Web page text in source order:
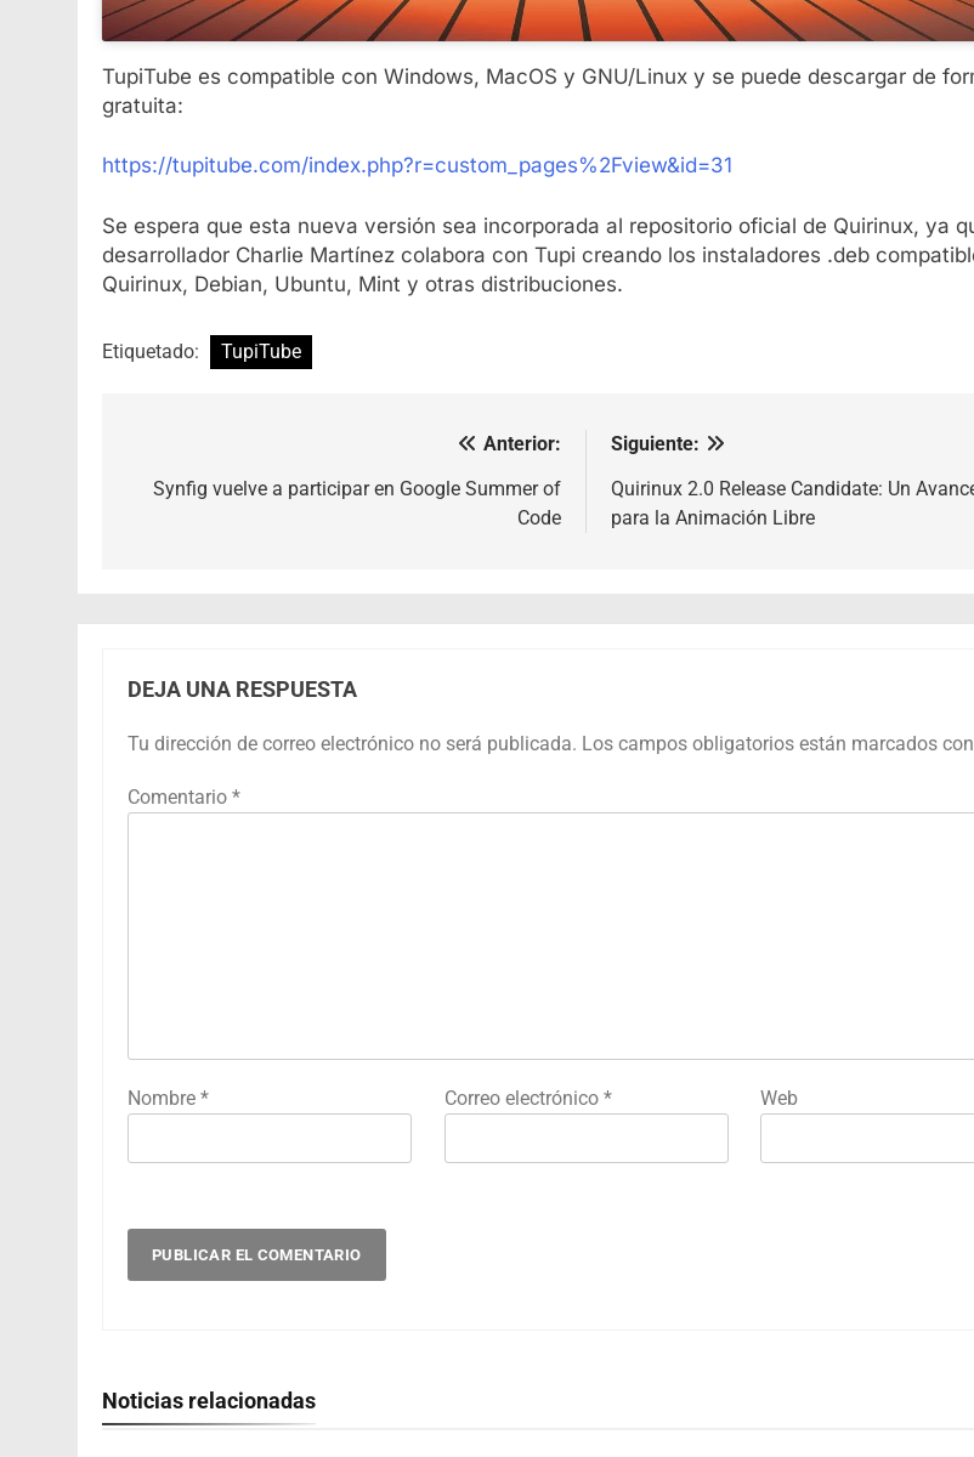
TupiTube es compatible con Windows, MacOS y GNU/Linux y se puede descargar de
gratuita:
https://tupitube.com/index.php?r=custom_pages%2Fview&id=31
Se espera que esta nueva versión sea incorporada al repositorio oficial de Quirinux, ya
desarrollador Charlie Martínez colabora con Tupi creando los instaladores .deb
Quirinux, Debian, Ubuntu, Mint y otras distribuciones.
Etiquetado: TupiTube
de
Anterior:
Synfig vuelve a participar en Google Summer of
Code
Siguiente:
Quirinux 2.0 Release Candidate: Un
para la Animación Libre
DEJA UNA RESPUESTA
Tu dirección de correo electrónico no será publicada. Los campos obligatorios están marcados con
Comentario *
Nombre * Correo electrónico * Web
Noticias relacionadas